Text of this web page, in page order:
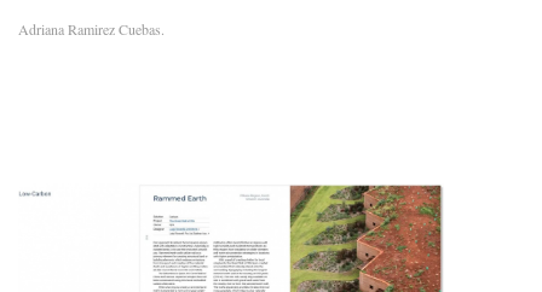
Adriana Ramirez Cuebas.